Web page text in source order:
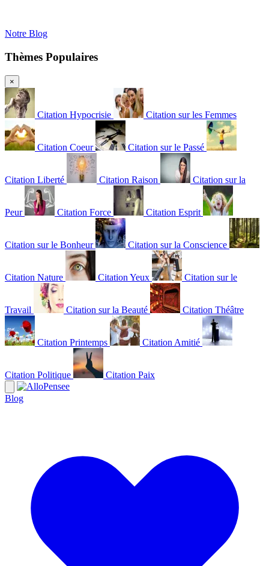
Notre Blog
Thèmes Populaires
×
Citation Hypocrisie Citation sur les Femmes
Citation Coeur Citation sur le Passé
Citation Liberté Citation Raison Citation sur la
Peur Citation Force Citation Esprit
Citation sur le Bonheur Citation sur la Conscience
Citation Nature Citation Yeux Citation sur le
Travail Citation sur la Beauté Citation Théâtre
Citation Printemps Citation Amitié
Citation Politique Citation Paix
Blog